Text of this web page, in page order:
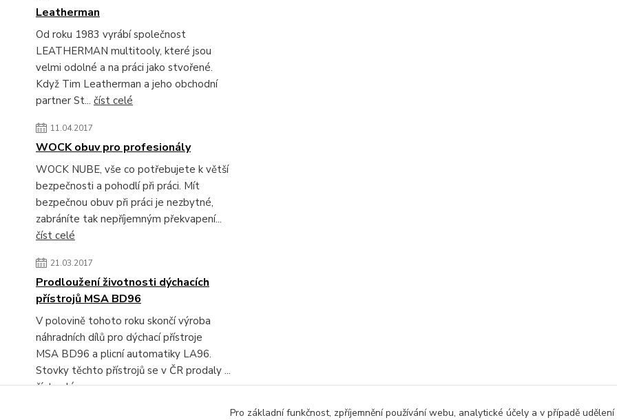
Leatherman
Od roku 1983 vyrábí společnost
LEATHERMAN multitooly, které jsou
velmi odolné a na práci jako stvořené.
Když Tim Leatherman a jeho obchodní
partner St... číst celé
11.04.2017
WOCK obuv pro profesionály
WOCK NUBE, vše co potřebujete k větší
bezpečnosti a pohodlí při práci. Mít
bezpečnou obuv při práci je nezbytné,
zabráníte tak nepříjemným překvapení...
číst celé
21.03.2017
Prodloužení životnosti dýchacích
přístrojů MSA BD96
V polovině tohoto roku skončí výroba
náhradních dílů pro dýchací přístroje
MSA BD96 a plicní automatiky LA96.
Stovky těchto přístrojů se v ČR prodaly ...
číst celé
Pro základní funkčnost, zpříjemnění používání webu, analytické účely a v případě